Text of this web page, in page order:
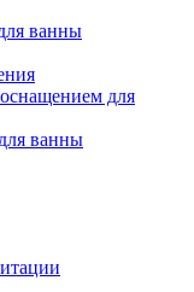
ванны
для
ванны